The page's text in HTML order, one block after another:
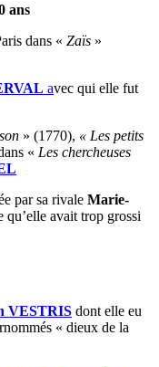
ans
dans « Zaïs »
avec qui elle fut
» (1770), « Les petits
« Les chercheuses
par sa rivale Marie-
qu’elle avait trop grossi
VESTRIS dont elle eu
« dieux de la